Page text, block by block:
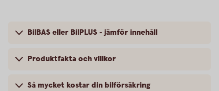
BilBAS eller BilPLUS - jämför innehåll
Produktfakta och villkor
Så mycket kostar din bilförsäkring